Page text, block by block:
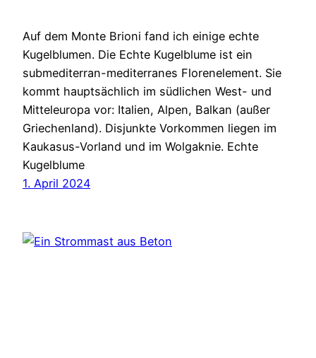
Auf dem Monte Brioni fand ich einige echte
Kugelblumen. Die Echte Kugelblume ist ein
submediterran-mediterranes Florenelement. Sie
kommt hauptsächlich im südlichen West- und
Mitteleuropa vor: Italien, Alpen, Balkan (außer
Griechenland). Disjunkte Vorkommen liegen im
Kaukasus-Vorland und im Wolgaknie. Echte
Kugelblume
1. April 2024